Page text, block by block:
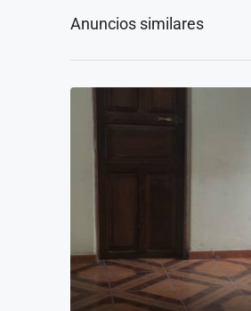
Anuncios similares